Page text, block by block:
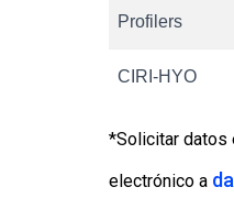
Profilers
CIRI-HYO
*Solicitar datos
electrónico a